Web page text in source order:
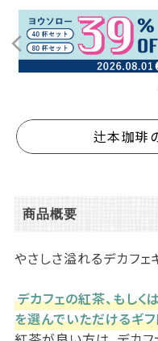
辻本珈琲
商品概要
やさしさ溢れるデカフェ
デカフェの紅茶、もし
を選んでいただけるギフ